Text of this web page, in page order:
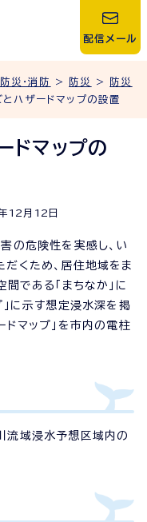
配信メール
防災・消防 > 防災 >
防災
ハザードマップの設置
ドマップの
12 月 12 日
の危険性を実感し、い
くため、居住地域をま
である「まちなか」に
」に示す想定浸水深を掲
ドマップ」を市内の電柱
流域浸水予想区域内の